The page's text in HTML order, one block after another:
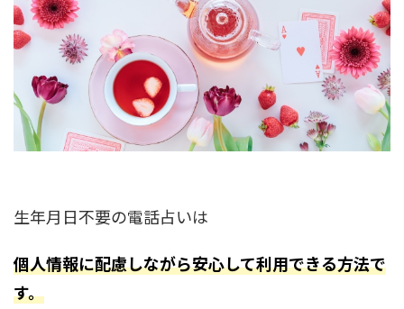
生年月日不要の電話占いは
個人情報に配慮しながら安心して利用できる方法で
す。